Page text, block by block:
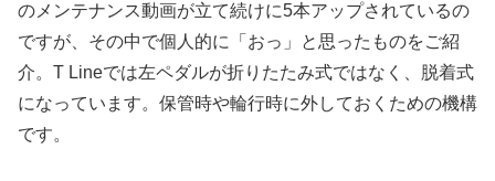
のメンテナンス動画が立て続けに5本アップされているの
ですが、その中で個人的に「おっ」と思ったものをご紹
介。T Lineでは左ペダルが折りたたみ式ではなく、脱着式
になっています。保管時や輪行時に外しておくための機構
です。